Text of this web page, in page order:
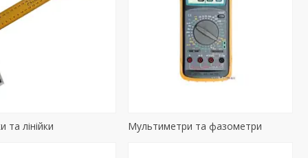
та лінійки Мультиметри та фазометри